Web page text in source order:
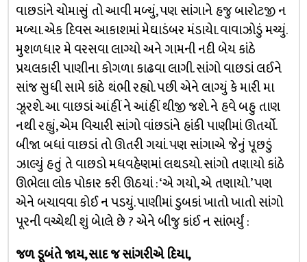
વાછડાંને ચોમાસું તો આવી મળ્યું, પણ સાંગાને હજુ બારોટજી ન
મળ્યા. એક દિવસ આકાશમાં મેઘાડંબર મંડાયેા. વાવાઝોડું મચ્યું.
મુશળધાર મે વરસવા લાગ્યો અને ગામની નદી બેય કાંઠે
પ્રયલકારી પાણીના કોગળા કાઢવા લાગી. સાંગો વાછડાં લઈને
સાંજ સુધી સામે કાંઠે થંભી રહ્યો. પછી એને લાગ્યું કે મારી મા
ઝૂરશે. આ વાછડાં આંહીં ને આંહીં થીજી જશે. ને હવે બહુ તાણ
નથી રહ્યું, એમ વિચારી સાંગો વાંછડાંને હાંકી પાણીમાં ઊતર્યો.
બીજા બધાં વાછડાં તો ઊતરી ગયાં. પણ સાંગાએ જેનું પૂછડું
ઝાલ્યું હતું તે વાછડો મધવહેણમાં લથડયો. સાંગો તણાયો કાંઠે
ઊભેલા લોક પોકાર કરી ઊઠયાં : ‘એ ગયો, એ તણાયો.’ પણ
એને બચાવવા કોઈ ન પડયું. પાણીમાં ડુબકાં ખાતો ખાતો સાંગો
પૂરની વચ્ચેથી શું બેાલે છે ? એને બીજુ કાંઈ ન સાંભર્યું :
જળ ડૂબંતે જાય, સાદ જ સાંગરીએ દિયા,